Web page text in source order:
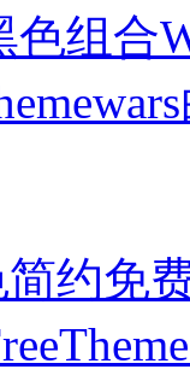
色组合
简约免